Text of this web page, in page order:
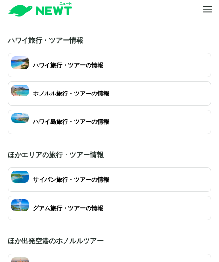
ハワイ旅行・ツアー情報
ハワイ旅行・ツアーの情報
ホノルル旅行・ツアーの情報
ハワイ島旅行・ツアーの情報
ほかエリアの旅行・ツアー情報
サイパン旅行・ツアーの情報
グアム旅行・ツアーの情報
ほか出発空港のホノルルツアー